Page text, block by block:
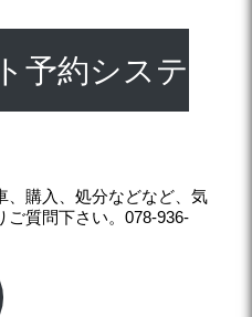
予約システ
、購入、処分などなど、気
ご質問下さい。078-936-